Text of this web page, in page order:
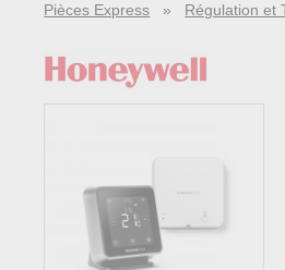
Pièces Express » Régulation et